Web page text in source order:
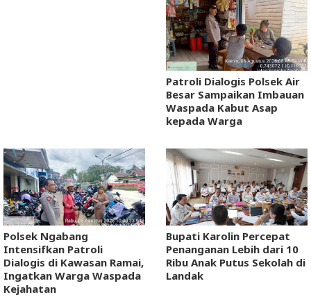
Patroli Dialogis Polsek Air
Besar Sampaikan Imbauan
Waspada Kabut Asap
kepada Warga
Polsek Ngabang
Intensifkan Patroli
Dialogis di Kawasan Ramai,
Ingatkan Warga Waspada
Kejahatan
Bupati Karolin Percepat
Penanganan Lebih dari 10
Ribu Anak Putus Sekolah di
Landak